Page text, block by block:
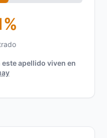
este apellido viven en